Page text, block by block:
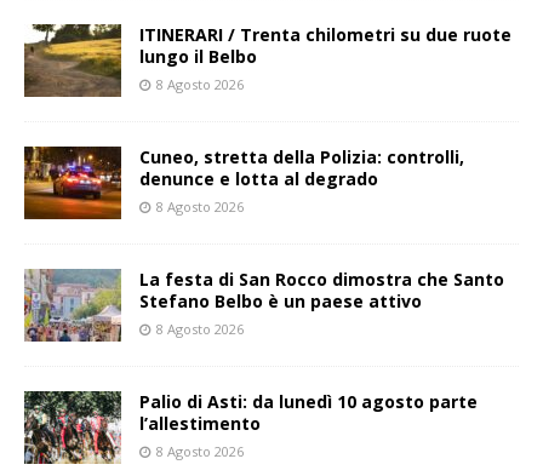
ITINERARI / Trenta chilometri su due ruote
lungo il Belbo
8 Agosto 2026
Cuneo, stretta della Polizia: controlli,
denunce e lotta al degrado
8 Agosto 2026
La festa di San Rocco dimostra che Santo
Stefano Belbo è un paese attivo
8 Agosto 2026
Palio di Asti: da lunedì 10 agosto parte
l’allestimento
8 Agosto 2026